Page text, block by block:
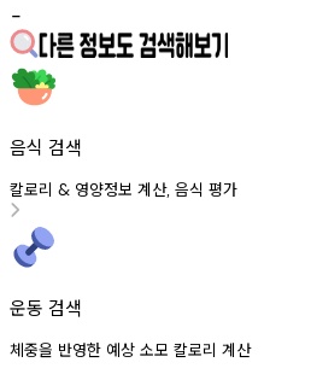
-
음식 검색
칼로리 & 영양정보 계산, 음식 평가
운동 검색
체중을 반영한 예상 소모 칼로리 계산